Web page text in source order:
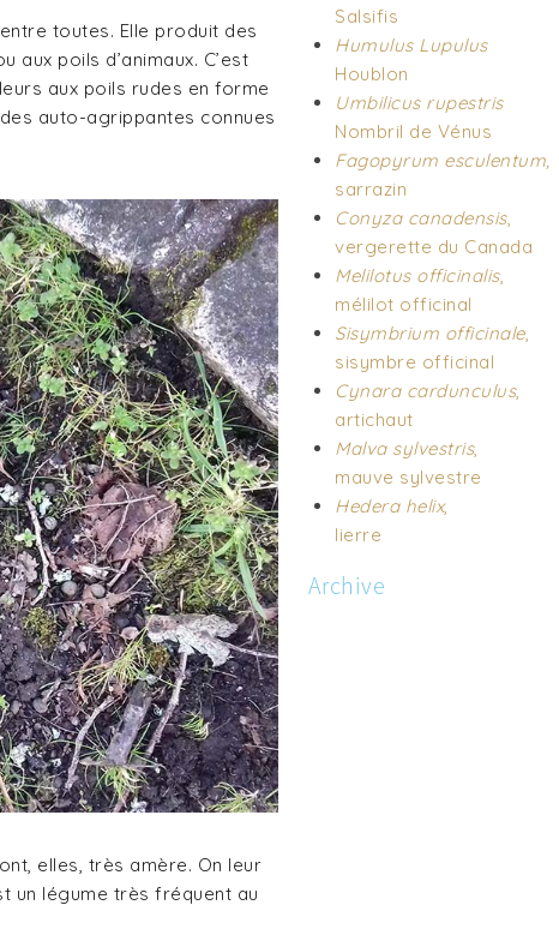
toutes. Elle produit des
aux poils d’animaux. C’est
aux poils rudes en forme
auto-agrippantes connues
elles, très amère. On leur
un légume très fréquent au
Salsifis
Humulus Lupulus
Houblon
Umbilicus rupestris
Nombril de Vénus
Fagopyrum esculentum,
sarrazin
Conyza canadensis,
vergerette du Canada
Melilotus officinalis,
mélilot officinal
Sisymbrium officinale,
sisymbre officinal
Cynara cardunculus,
artichaut
Malva sylvestris,
mauve sylvestre
Hedera helix,
lierre
Archive